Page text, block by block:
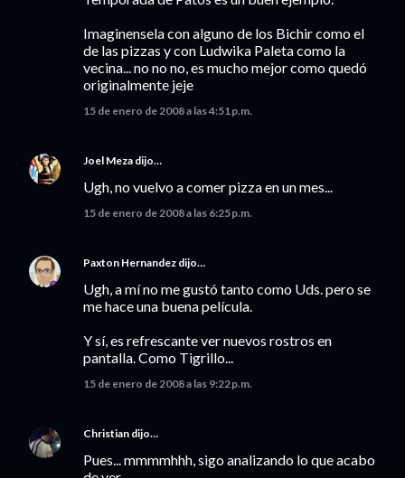
Imaginensela con alguno de los Bichir como el
de las pizzas y con Ludwika Paleta como la
vecina... no no no, es mucho mejor como quedó
originalmente jeje
15 de enero de 2008 a las 4:51 p.m.
Joel Meza dijo…
Ugh, no vuelvo a comer pizza en un mes...
15 de enero de 2008 a las 6:25 p.m.
Paxton Hernandez dijo…
Ugh, a mí no me gustó tanto como Uds. pero se
me hace una buena película.
Y sí, es refrescante ver nuevos rostros en
pantalla. Como Tigrillo...
15 de enero de 2008 a las 9:22 p.m.
Christian dijo…
Pues... mmmmhhh, sigo analizando lo que acabo